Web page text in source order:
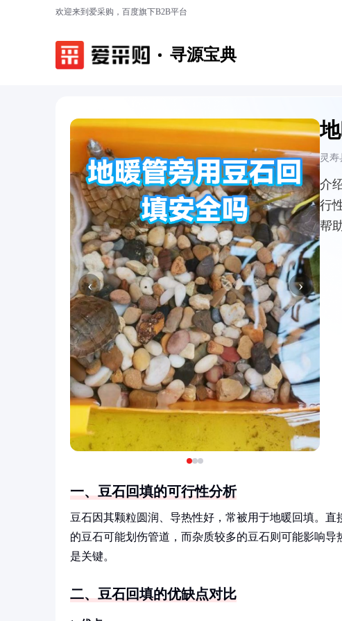
欢迎来到爱采购，百度旗下B2B平台
寻源宝典
‹ ›
灵寿
介
行
帮
一、豆石回填的可行性分析
豆石因其颗粒圆润、导热性好，常被用于地暖回填。
的豆石可能划伤管道，而杂质较多的豆石则可能影响
是关键。
二、豆石回填的优缺点对比